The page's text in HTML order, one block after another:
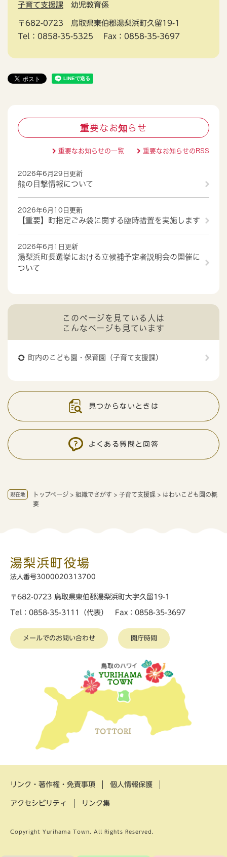
現在地 トップページ > 組織でさがす > 子育て支援課 > はわいこども園の概
要
子育て支援課 幼児教育係
〒682-0723
鳥取県東伯郡湯梨浜町久留19-1
Tel：0858-35-5325
Fax：0858-35-3697
重要なお知らせ
2026年6月29日更新
熊の目撃情報について
2026年6月10日更新
【重要】町指定ごみ袋に関する臨時措置を実施します
2026年6月1日更新
湯梨浜町長選挙における立候補予定者説明会の開催に
ついて
重要なお知らせの一覧 重要なお知らせのRSS
このページを見ている人は
こんなページも見ています
町内のこども園・保育園（子育て支援課）
見つからないときは
よくある質問と回答
湯梨浜町役場
法人番号3000020313700
〒682-0723 鳥取県東伯郡湯梨浜町大字久留19-1
Tel：0858-35-3111（代表） Fax：0858-35-3697
メールでのお問い合わせ 開庁時間
リンク・著作権・免責事項 個人情報保護
アクセシビリティ リンク集
Copyright Yurihama Town. All Rights Reserved.